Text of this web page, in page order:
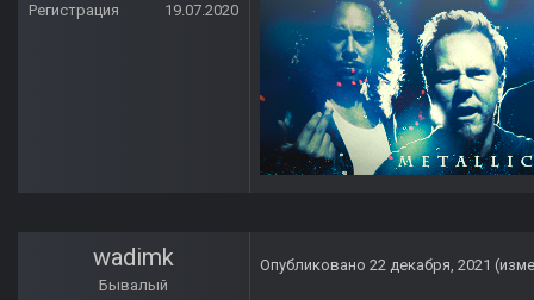
Регистрация
19.07.2020
wadimk
Бывалый
Опубликовано 22 декабря, 2021